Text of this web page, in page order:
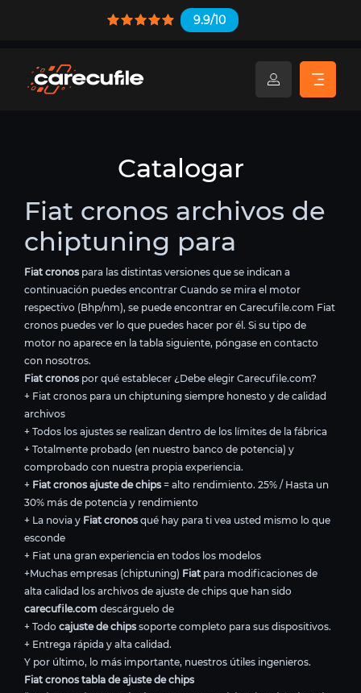
9.9/10
Catalogar
Fiat cronos archivos de
chiptuning para
Fiat cronos para las distintas versiones que se indican a
continuación puedes encontrar Cuando se mira el motor
respectivo (Bhp/nm), se puede encontrar en Carecufile.com Fiat
cronos puedes ver lo que puedes hacer por él. Si su tipo de
motor no aparece en la tabla siguiente, póngase en contacto
con nosotros.
Fiat cronos por qué establecer ¿Debe elegir Carecufile.com?
+ Fiat cronos para un chiptuning siempre honesto y de calidad
archivos
+ Todos los ajustes se realizan dentro de los límites de la fábrica
+ Totalmente probado (en nuestro banco de potencia) y
comprobado con nuestra propia experiencia.
+ Fiat cronos ajuste de chips = alto rendimiento. 25% / Hasta un
30% más de potencia y rendimiento
+ La novia y Fiat cronos qué hay para ti vea usted mismo lo que
esconde
+ Fiat una gran experiencia en todos los modelos
+Muchas empresas (chiptuning) Fiat para modificaciones de
alta calidad los archivos de ajuste de chips que han sido
carecufile.com descárguelo de
+ Todo cajuste de chips soporte completo para sus dispositivos.
+ Entrega rápida y alta calidad.
Y por último, lo más importante, nuestros útiles ingenieros.
Fiat cronos tabla de ajuste de chips